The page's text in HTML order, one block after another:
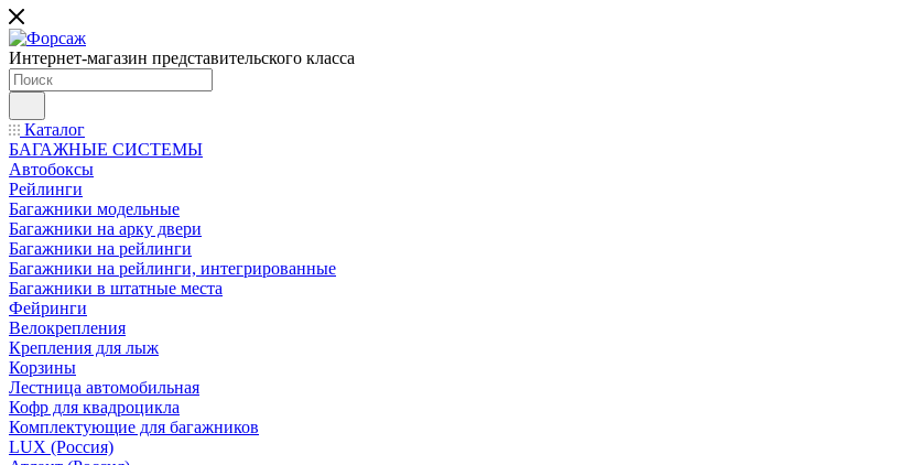
Интернет-магазин представительского класса
Каталог
БАГАЖНЫЕ СИСТЕМЫ
Автобоксы
Рейлинги
Багажники модельные
Багажники на арку двери
Багажники на рейлинги
Багажники на рейлинги, интегрированные
Багажники в штатные места
Фейринги
Велокрепления
Крепления для лыж
Корзины
Лестница автомобильная
Кофр для квадроцикла
Комплектующие для багажников
LUX (Россия)